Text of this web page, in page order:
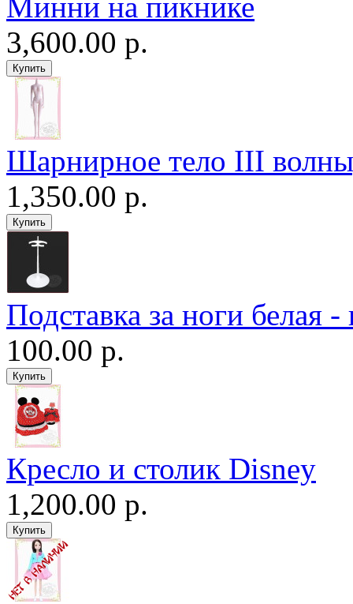
3,600.00 р.
Шарнирное тело III
1,350.00 р.
Подставка за ноги белая
100.00 р.
Кресло и столик Disney
1,200.00 р.